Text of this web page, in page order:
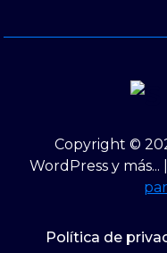
Copyright ©
WordPress y
Política de